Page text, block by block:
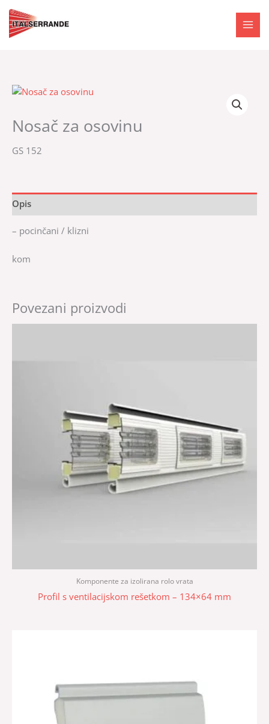
Skip
content
Nosač za osovinu
GS 152
Opis
– pocinčani / klizni
kom
Povezani proizvodi
Komponente za izolirana rolo vrata
Profil s ventilacijskom rešetkom – 134×64 mm